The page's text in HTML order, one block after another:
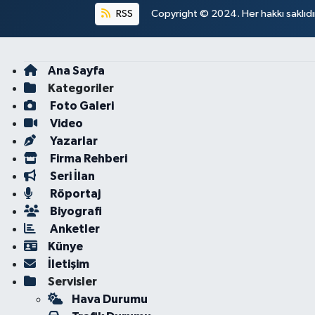
RSS Copyright © 2024. Her hakkı
Ana Sayfa
Kategoriler
Foto Galeri
Video
Yazarlar
Firma Rehberi
Seri İlan
Röportaj
Biyografi
Anketler
Künye
İletişim
Servisler
Hava Durumu